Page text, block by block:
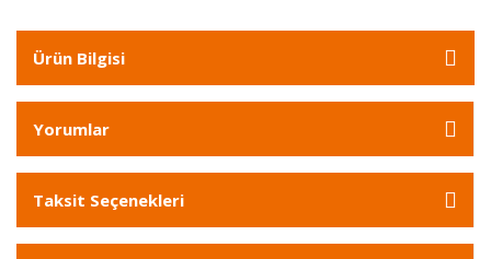
Ürün Bilgisi
Yorumlar
Taksit Seçenekleri